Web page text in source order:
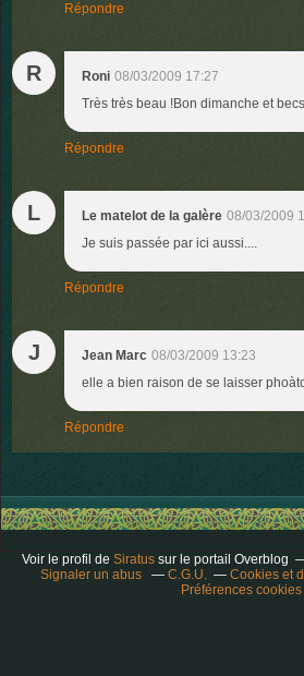
Répondre
R Roni 08/03/2009 17:27
Très très beau !Bon dimanche et
Répondre
L Le matelot de la galère 08/03/2009
Je suis passée par ici aussi....
Répondre
J Jean Marc 08/03/2009 13:23
elle a bien raison de se laisser
Répondre
Voir le profil de Siratussur le portail Overblog
Signaler un abus
C.G.U.
Cookies et
Préférences cookies